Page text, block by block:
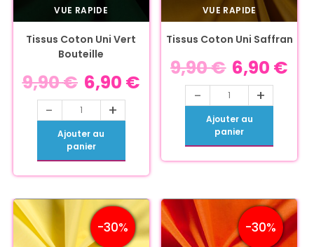
VUE RAPIDE
Tissus Coton Uni Vert
Bouteille
9,90€ 6,90 €
- +
Ajouter au
panier
VUE RAPIDE
Tissus Coton Uni Saffran
9,90€ 6,90 €
- +
Ajouter au
panier
-30% -30%